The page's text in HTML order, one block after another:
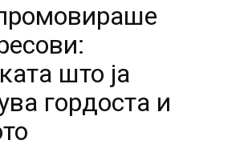
што ја
гордоста и